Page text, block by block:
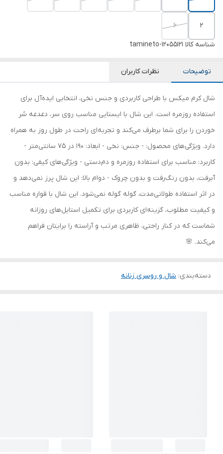
2
6
شناسه کالا tamineto-12055121
توضیحات نظرات کاربران
شال کرم میکس با طراحی کاربردی و جنس نخی، انتخابی ایده‌آل برای
استفاده روزمره است. این شال با ایستایی مناسب روی سر، دغدغه سُر
خوردن را برای شما برطرف می‌کند و تجربه‌ای راحت در طول روز به همراه
دارد. ویژگی‌های محصول: - جنس: نخی - ابعاد: 190 در 75 سانتی‌متر -
کاربرد: مناسب برای استفاده روزمره و دم‌دستی - ویژگی‌های کیفی: بدون
آبرفت، بدون رنگ‌رفت و بدون چروک - دوام بالا: این شال پرز نمی‌دهد و
در اثر استفاده طولانی‌مدت، گوله گوله نمی‌شود. این شال با قواره مناسب
و کیفیت مطلوب، گزینه‌ای کاربردی برای تکمیل استایل‌های روزانه
شماست که در کنار راحتی، ظاهری مرتب و آراسته را برایتان فراهم
می‌کند. 🌸
دسته‌بندی: شال و روسری زنانه